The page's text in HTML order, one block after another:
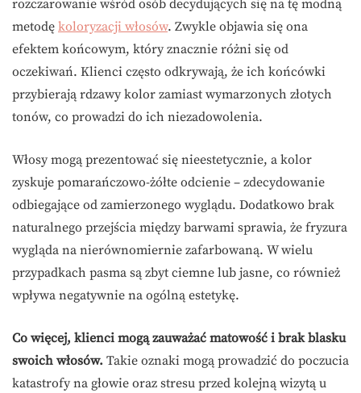
rozczarowanie wśród osób decydujących się na tę modną
metodę koloryzacji włosów. Zwykle objawia się ona
efektem końcowym, który znacznie różni się od
oczekiwań. Klienci często odkrywają, że ich końcówki
przybierają rdzawy kolor zamiast wymarzonych złotych
tonów, co prowadzi do ich niezadowolenia.
Włosy mogą prezentować się nieestetycznie, a kolor
zyskuje pomarańczowo-żółte odcienie – zdecydowanie
odbiegające od zamierzonego wyglądu. Dodatkowo brak
naturalnego przejścia między barwami sprawia, że fryzura
wygląda na nierównomiernie zafarbowaną. W wielu
przypadkach pasma są zbyt ciemne lub jasne, co również
wpływa negatywnie na ogólną estetykę.
Co więcej, klienci mogą zauważać matowość i brak blasku
swoich włosów. Takie oznaki mogą prowadzić do poczucia
katastrofy na głowie oraz stresu przed kolejną wizytą u